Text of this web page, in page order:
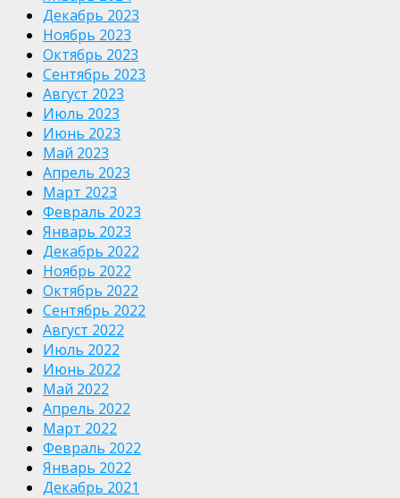
Декабрь 2023
Ноябрь 2023
Октябрь 2023
Сентябрь 2023
Август 2023
Июль 2023
Июнь 2023
Май 2023
Апрель 2023
Март 2023
Февраль 2023
Январь 2023
Декабрь 2022
Ноябрь 2022
Октябрь 2022
Сентябрь 2022
Август 2022
Июль 2022
Июнь 2022
Май 2022
Апрель 2022
Март 2022
Февраль 2022
Январь 2022
Декабрь 2021